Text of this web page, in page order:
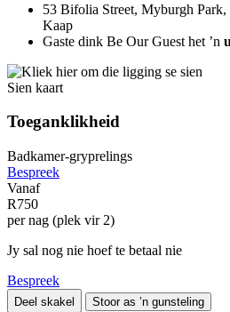
53 Bifolia Street, Myburgh Park,
Kaap
Gaste dink Be Our Guest het ’n
Sien kaart
Toeganklikheid
Badkamer-gryprelings
Bespreek
Vanaf
R750
per nag (plek vir 2)
Jy sal nog nie hoef te betaal nie
Bespreek
Deel skakel Stoor as ’n gunsteling